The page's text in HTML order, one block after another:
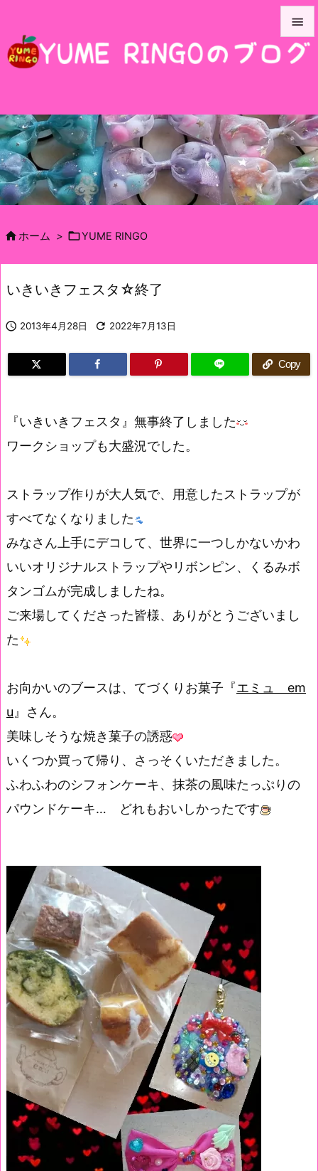



前へ

次へ

ホーム > YUME RINGO
いきいきフェスタ☆終了
 2013年4月28日  2022年7月13日
Copy
『いきいきフェスタ』無事終了しました
ワークショップも大盛況でした。
ストラップ作りが大人気で、用意したストラップが
すべてなくなりました
みなさん上手にデコして、世界に一つしかないかわ
いいオリジナルストラップやリボンピン、くるみボ
タンゴムが完成しましたね。
ご来場してくださった皆様、ありがとうございまし
た
お向かいのブースは、てづくりお菓子『エミュ em
u 』さん。
美味しそうな焼き菓子の誘惑
いくつか買って帰り、さっそくいただきました。
ふわふわのシフォンケーキ、抹茶の風味たっぷりの
パウンドケーキ… どれもおいしかったです